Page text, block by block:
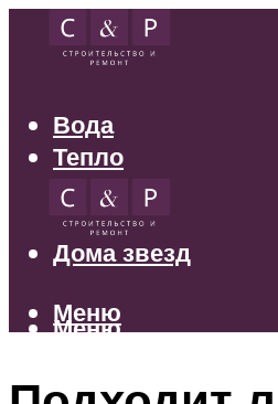
Вода
Тепло
Электрика
Свет
Дома звезд
Меню
Меню